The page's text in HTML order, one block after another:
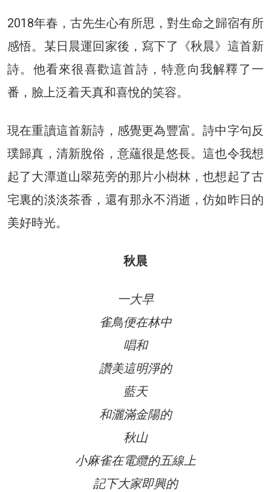
2018年春，古先生心有所思，對生命之歸宿有所
感悟。某日晨運回家後，寫下了《秋晨》這首新
詩。他看來很喜歡這首詩，特意向我解釋了一
番，臉上泛着天真和喜悅的笑容。
現在重讀這首新詩，感覺更為豐富。詩中字句反
璞歸真，清新脫俗，意蘊很是悠長。這也令我想
起了大潭道山翠苑旁的那片小樹林，也想起了古
宅裏的淡淡茶香，還有那永不消逝，仿如昨日的
美好時光。
秋晨
一大早
雀鳥便在林中
唱和
讚美這明淨的
藍天
和灑滿金陽的
秋山
小麻雀在電纜的五線上
記下大家即興的